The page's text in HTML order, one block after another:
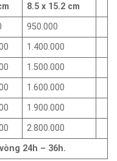
8.5 x 15.2 cm
950.000
1.400.000
1.500.000
1.600.000
1.900.000
2.800.000
24h – 36h.